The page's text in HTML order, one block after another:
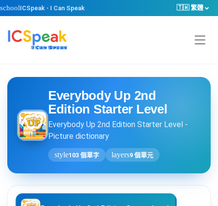
schoolICSpeak - I Can Speak 🇹🇼 繁體
Everybody Up 2nd
Edition Starter Level
Everybody Up 2nd Edition Starter Level -
Picture dictionary
style103 個單字 layers9 個單元